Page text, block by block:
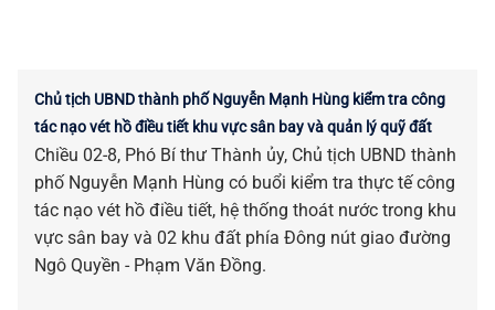
Chủ tịch UBND thành phố Nguyễn Mạnh Hùng kiểm tra công
tác nạo vét hồ điều tiết khu vực sân bay và quản lý quỹ đất
Chiều 02-8, Phó Bí thư Thành ủy, Chủ tịch UBND thành
phố Nguyễn Mạnh Hùng có buổi kiểm tra thực tế công
tác nạo vét hồ điều tiết, hệ thống thoát nước trong khu
vực sân bay và 02 khu đất phía Đông nút giao đường
Ngô Quyền - Phạm Văn Đồng.